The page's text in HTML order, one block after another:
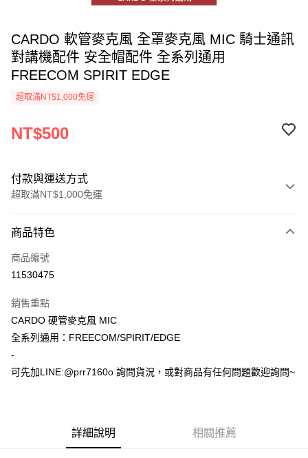
CARDO 軟管麥克風 全罩麥克風 MIC 騎士通訊
對講機配件 安全帽配件 全系列通用
FREECOM SPIRIT EDGE
超取滿NT$1,000免運
NT$500
付款與運送方式
超取滿NT$1,000免運
信用卡一次付款
超商取貨付款
ATM付款
全家取貨付款(安全帽一頂以上請選宅配)
每筆NT$60，滿NT$1,000(含以上)免運費
商品特色
商品編號
11530475
銷售重點
CARDO 硬管麥克風 MIC
全系列通用：FREECOM/SPIRIT/EDGE
-
可先加LINE:@prr7160o 詢問貨況，或對商品有任何問題歡迎詢問~
詳細說明 相關推薦